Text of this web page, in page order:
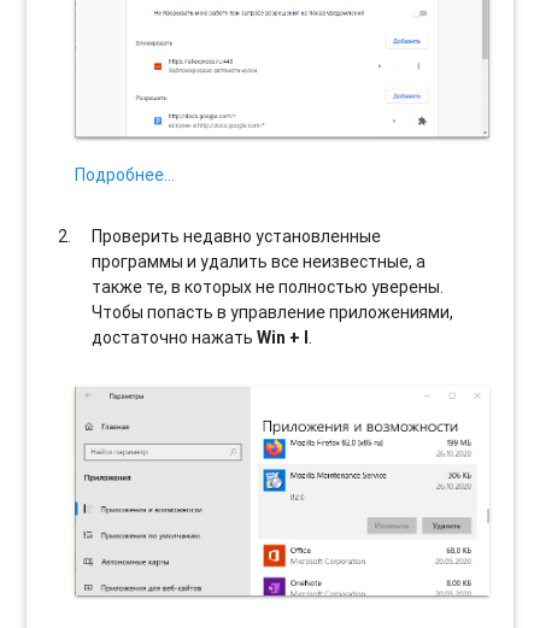
Подробнее…
Проверить недавно установленные
программы и удалить все неизвестные, а
также те, в которых не полностью уверены.
Чтобы попасть в управление приложениями,
достаточно нажатьWin + I.